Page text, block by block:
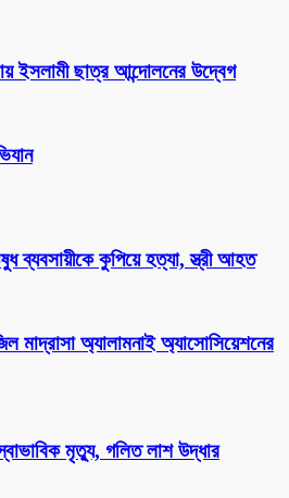
ইসলামী ছাত্র আন্দোলনের উদ্বেগ
ব্যবসায়ীকে কুপিয়ে হত্যা, স্ত্রী আহত
মাদ্রাসা অ্যালামনাই অ্যাসোসিয়েশনের
মৃত্যু, গলিত লাশ উদ্ধার